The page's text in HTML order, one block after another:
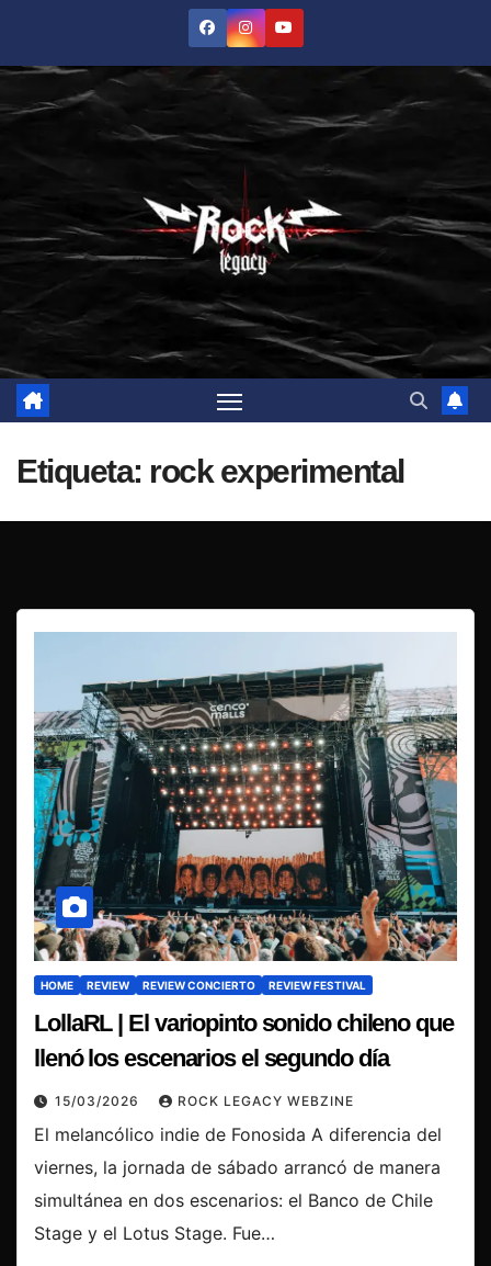
contenido
Etiqueta: rock experimental
HOME REVIEW REVIEW CONCIERTO REVIEW FESTIVAL
LollaRL | El variopinto sonido chileno que
llenó los escenarios el segundo día
15/03/2026 ROCK LEGACY WEBZINE
El melancólico indie de Fonosida A diferencia del
viernes, la jornada de sábado arrancó de manera
simultánea en dos escenarios: el Banco de Chile
Stage y el Lotus Stage. Fue…